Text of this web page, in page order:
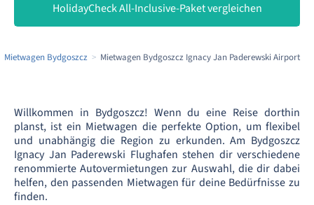
HolidayCheck All-Inclusive-Paket vergleichen
Mietwagen Bydgoszcz Mietwagen Bydgoszcz Ignacy Jan Paderewski Airport
Willkommen in Bydgoszcz! Wenn du eine Reise dorthin
planst, ist ein Mietwagen die perfekte Option, um flexibel
und unabhängig die Region zu erkunden. Am Bydgoszcz
Ignacy Jan Paderewski Flughafen stehen dir verschiedene
renommierte Autovermietungen zur Auswahl, die dir dabei
helfen, den passenden Mietwagen für deine Bedürfnisse zu
finden.